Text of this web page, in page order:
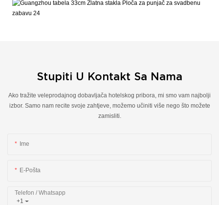
Stupiti U Kontakt Sa Nama
Ako tražite veleprodajnog dobavljača hotelskog pribora, mi smo vam najbolji
izbor. Samo nam recite svoje zahtjeve, možemo učiniti više nego što možete
zamisliti.
Ime
E-Pošta
+1
Telefon / Whatsapp